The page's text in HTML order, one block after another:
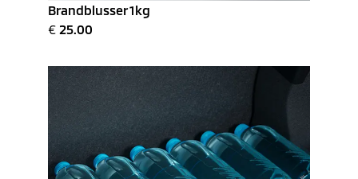
Brandblusser 1kg
€ 25.00